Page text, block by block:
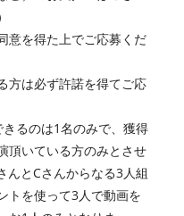
意を得た上でご応募くだ
方は必ず許諾を得てご応
るのは1名のみで、獲得
頂いている方のみとさせ
んとCさんからなる3人組
トを使って3人で動画を